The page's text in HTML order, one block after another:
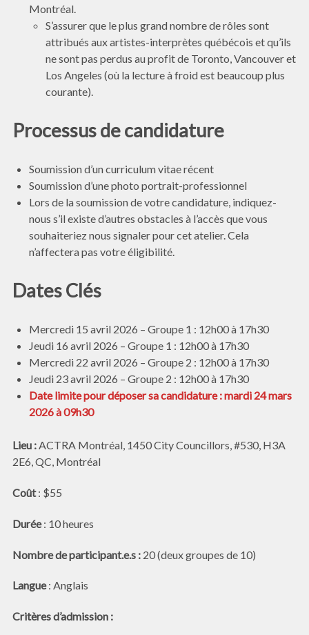
Montréal.
S’assurer que le plus grand nombre de rôles sont
attribués aux artistes-interprètes québécois et qu’ils
ne sont pas perdus au profit de Toronto, Vancouver et
Los Angeles (où la lecture à froid est beaucoup plus
courante).
Processus de candidature
Soumission d’un curriculum vitae récent
Soumission d’une photo portrait-professionnel
Lors de la soumission de votre candidature, indiquez-
nous s’il existe d’autres obstacles à l’accès que vous
souhaiteriez nous signaler pour cet atelier. Cela
n’affectera pas votre éligibilité.
Dates Clés
Mercredi 15 avril 2026 – Groupe 1 : 12h00 à 17h30
Jeudi 16 avril 2026 – Groupe 1 : 12h00 à 17h30
Mercredi 22 avril 2026 – Groupe 2 : 12h00 à 17h30
Jeudi 23 avril 2026 – Groupe 2 : 12h00 à 17h30
Date limite pour déposer sa candidature : mardi 24 mars
2026 à 09h30
Lieu :ACTRA Montréal, 1450 City Councillors, #530, H3A
2E6, QC, Montréal
Coût: $55
Durée: 10 heures
Nombre de participant.e.s : 20 (deux groupes de 10)
Langue: Anglais
Critères d’admission :